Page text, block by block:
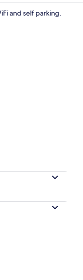
and self parking.